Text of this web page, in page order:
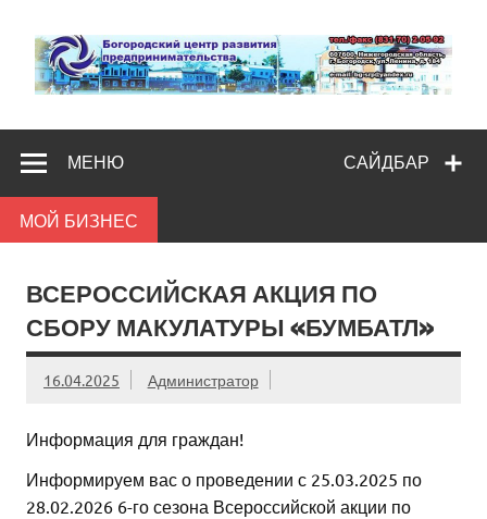
content
САЙДБАР
МЕНЮ
МОЙ БИЗНЕС
ВСЕРОССИЙСКАЯ АКЦИЯ ПО
СБОРУ МАКУЛАТУРЫ «БУМБАТЛ»
16.04.2025 Администратор
Информация для граждан!
Информируем вас о проведении с 25.03.2025 по
28.02.2026 6-го сезона Всероссийской акции по